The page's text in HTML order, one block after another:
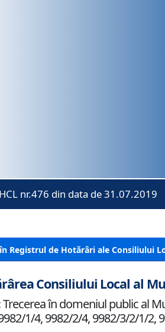
HCL nr.476 din data de 31.07.2019
Registrul de Hotărâri ale Consiliului
Consiliului Local al
Trecerea în domeniul public al
1/4, 9982/2/4, 9982/3/2/1/2,